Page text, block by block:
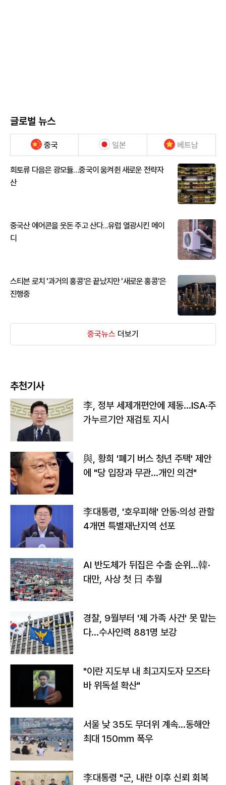
글로벌 뉴스
중국 일본 베트남
희토류 다음은 광모듈…중국이 움켜쥔 새로운 전략자
산
중국산 에어콘을 웃돈 주고 산다...유럽 열광시킨 메이
디
스티븐 로치 '과거의 홍콩'은 끝났지만 '새로운 홍콩'은
진행중
중국뉴스 더보기
추천기사
李, 정부 세제개편안에 제동…ISA·주
가누르기안 재검토 지시
與, 황희 '폐기 버스 청년 주택' 제안
에 "당 입장과 무관…개인 의견"
李대통령, '호우피해' 안동·의성 관할
4개면 특별재난지역 선포
AI 반도체가 뒤집은 수출 순위…韓·
대만, 사상 첫 日 추월
경찰, 9월부터 '제 가족 사건' 못 맡는
다…수사인력 881명 보강
"이란 지도부 내 최고지도자 모즈타
바 위독설 확산"
서울 낮 35도 무더위 계속…동해안
최대 150㎜ 폭우
李대통령 "군, 내란 이후 신뢰 회복